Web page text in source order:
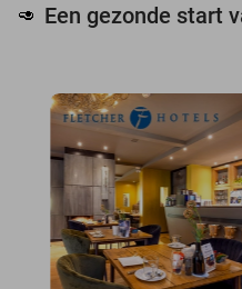
🥑 Een gezonde start